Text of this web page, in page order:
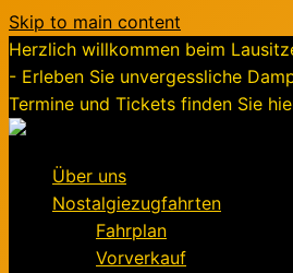
Skip to main content
Herzlich willkommen beim
- Erleben Sie unvergessliche
Termine und Tickets finden Sie
Über uns
Nostalgiezugfahrten
Fahrplan
Vorverkauf